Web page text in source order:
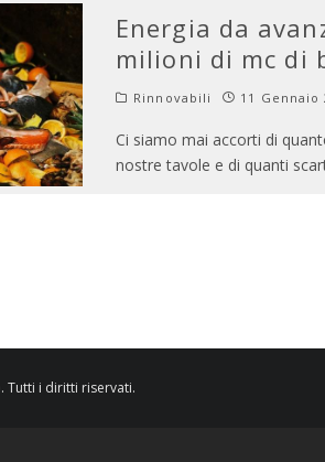
Energia da
milioni di mc di
Rinnovabili 11 Gennaio
Ci siamo mai accorti di
nostre tavole e di quanti
Tutti i diritti riservati.